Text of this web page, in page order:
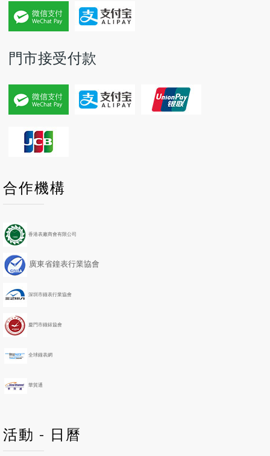
門市接受付款
合作機構
香港表廠商會有限公司
廣東省鐘表行業協會
深圳市鐘表行業協會
廈門市鐘錶協會
全球鐘表網
華貿通
活動 - 日曆
r
e
o
s
a
r
e
i
o
u
s
M
o
n
h
N
e
x
Y
e
a
r
N
e
x